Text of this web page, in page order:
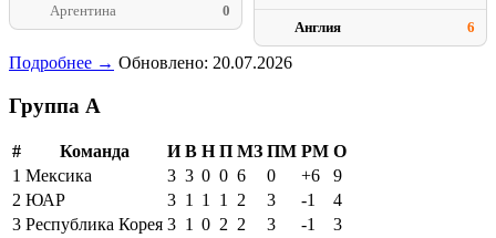
Аргентина 0
Англия 6
Подробнее → Обновлено: 20.07.2026
Группа A
# Команда И В Н П МЗ ПМ РМ О
1 Мексика 3 3 0 0 6 0 +6
9
2 ЮАР 3 1 1 1 2 3 -1
4
3 Республика Корея 3 1 0 2 2 3 -1 3